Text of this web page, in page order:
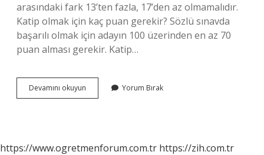
arasındaki fark 13’ten fazla, 17’den az olmamalıdır.
Katip olmak için kaç puan gerekir? Sözlü sınavda
başarılı olmak için adayın 100 üzerinden en az 70
puan alması gerekir. Katip…
Devamını okuyun
Boy
Yorum Bırak
https://www.ogretmenforum.com.tr https://zih.com.tr